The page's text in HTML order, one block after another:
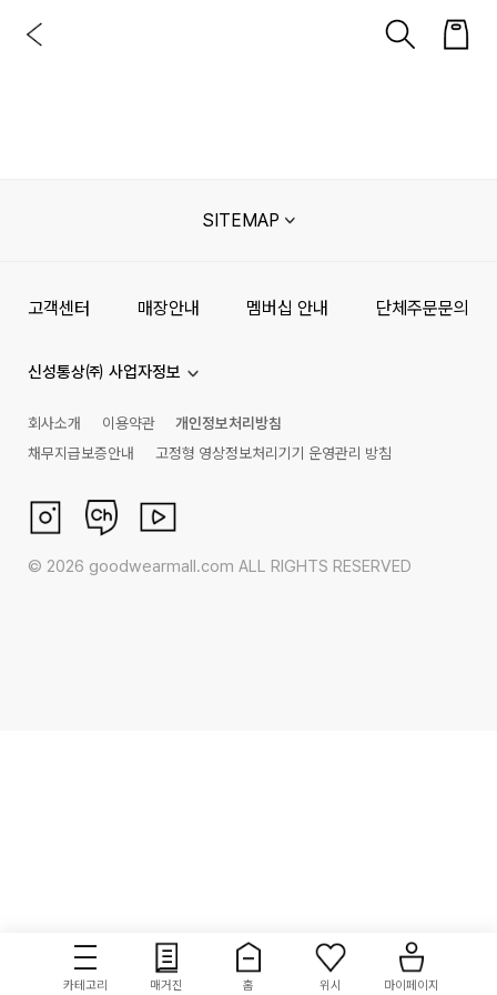
카테고리 매거진 홈 위시 마이페이지
SITEMAP
고객센터 매장안내 멤버십 안내 단체주문문의
신성통상㈜ 사업자정보
회사소개 이용약관
개인정보처리방침
채무지급보증안내
고정형 영상정보처리기기 운영관리 방침
© 2026 goodwearmall.com ALL RIGHTS RESERVED